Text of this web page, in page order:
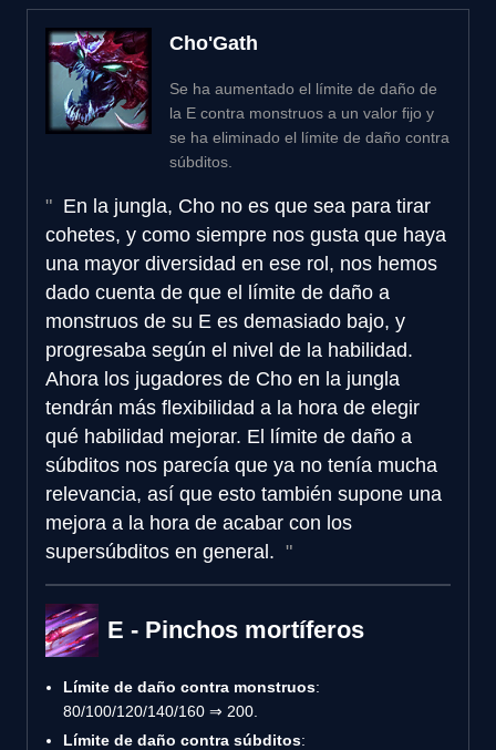
Cho'Gath
Se ha aumentado el límite de daño de
la E contra monstruos a un valor fijo y
se ha eliminado el límite de daño contra
súbditos.
En la jungla, Cho no es que sea para tirar
cohetes, y como siempre nos gusta que haya
una mayor diversidad en ese rol, nos hemos
dado cuenta de que el límite de daño a
monstruos de su E es demasiado bajo, y
progresaba según el nivel de la habilidad.
Ahora los jugadores de Cho en la jungla
tendrán más flexibilidad a la hora de elegir
qué habilidad mejorar. El límite de daño a
súbditos nos parecía que ya no tenía mucha
relevancia, así que esto también supone una
mejora a la hora de acabar con los
supersúbditos en general.
E - Pinchos mortíferos
Límite de daño contra monstruos:
80/100/120/140/160 ⇒ 200.
Límite de daño contra súbditos: